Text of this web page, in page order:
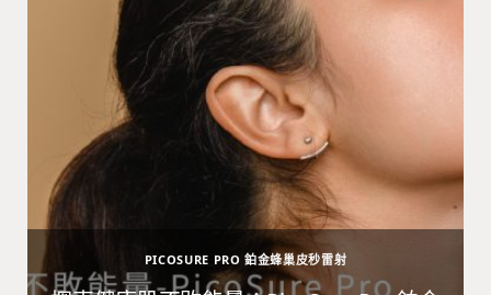
PICOSURE PRO 鉑金蜂巢皮秒雷射